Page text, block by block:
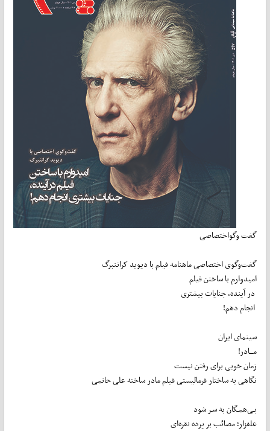
گفت وگواختصاصی
گفت‌وگوی اختصاصی ماهنامه فیلم با دیوید کراننبرگ
امیدوارم با ساختن فیلم
در آینده، جنایات بیشتری
انجام دهم!
سینمای ایران
مـــادر!
زمان خوبی برای رفتن نیست
نگاهی به ساختار فرمالیستی فیلم مادر ساخته علی حاتمی
بـی‌همـگان به سـر شود
علفزار؛ مصائب بر پرده نقره‌ای